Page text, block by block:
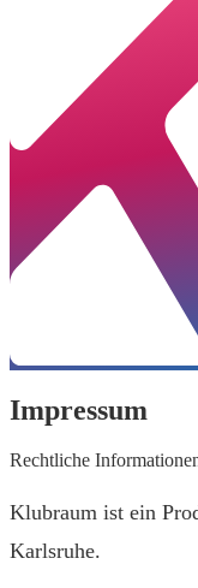
Impressum
Rechtliche
Klubraum ist ein
Karlsruhe.